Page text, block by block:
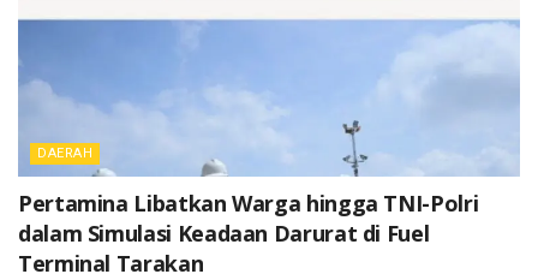
DAERAH
Pertamina Libatkan Warga hingga TNI-Polri
dalam Simulasi Keadaan Darurat di Fuel
Terminal Tarakan